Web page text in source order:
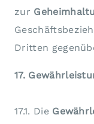
zur
Dritten
17.
17.1. Die